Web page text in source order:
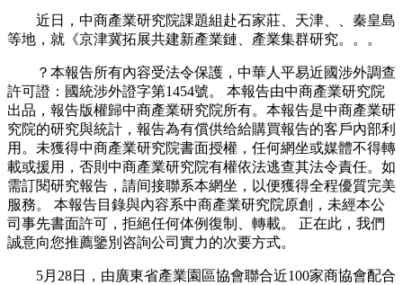
近日，中商產業研究院課題組赴石家莊、天津、、秦皇島
等地，就《京津冀拓展共建新產業鏈、產業集群研究。。。
？本報告所有內容受法令保護，中華人平易近國涉外調查
許可證：國統涉外證字第1454號。 本報告由中商產業研究院
出品，報告版權歸中商產業研究院所有。本報告是中商產業研
究院的研究與統計，報告為有償供给給購買報告的客戶內部利
用。未獲得中商產業研究院書面授權，任何網坐或媒體不得轉
載或援用，否則中商產業研究院有權依法逃查其法令責任。如
需訂閱研究報告，請间接聯系本網坐，以便獲得全程優質完美
服務。 本報告目錄與內容系中商產業研究院原創，未經本公
司事先書面許可，拒絕任何体例復制、轉載。 正在此，我們
誠意向您推薦鑒別咨詢公司實力的次要方式。
5月28日，由廣東省產業園區協會聯合近100家商協會配合